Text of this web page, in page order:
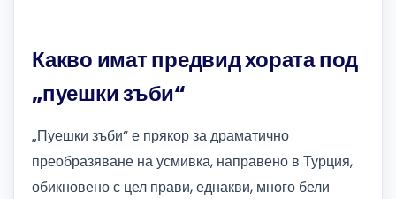
Какво имат предвид хората под
„пуешки зъби“
„Пуешки зъби“ е прякор за драматично
преобразяване на усмивка, направено в Турция,
обикновено с цел прави, еднакви, много бели